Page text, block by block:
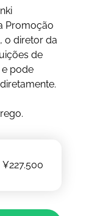
Promoção
o diretor da
de
pode
¥227.500